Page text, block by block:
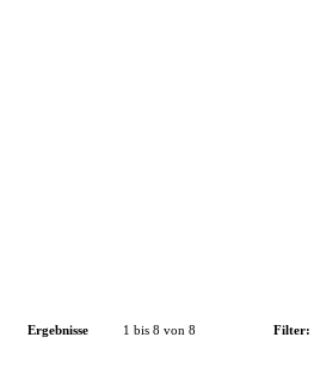
Ergebnisse 1 bis 8 von 8 Filter: